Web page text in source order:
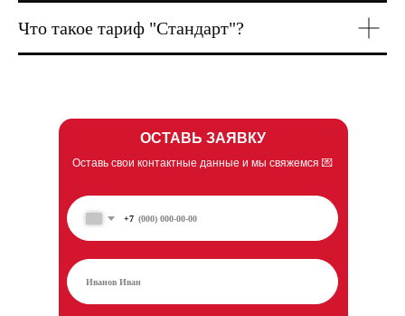
Что такое тариф "Стандарт"?
ОСТАВЬ ЗАЯВКУ
Оставь свои контактные данные и мы свяжемся 💌
+7